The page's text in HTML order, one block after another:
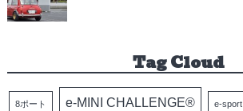
Tag Cloud
8ポート e-MINI CHALLENGE® e-sport